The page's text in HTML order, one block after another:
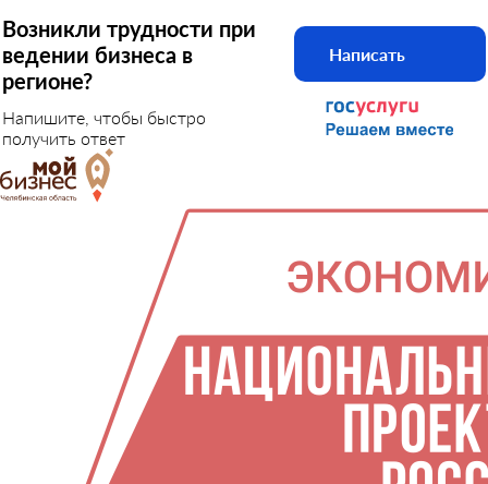
Возникли трудности при
ведении бизнеса в
регионе?
Напишите, чтобы быстро
получить ответ
Написать